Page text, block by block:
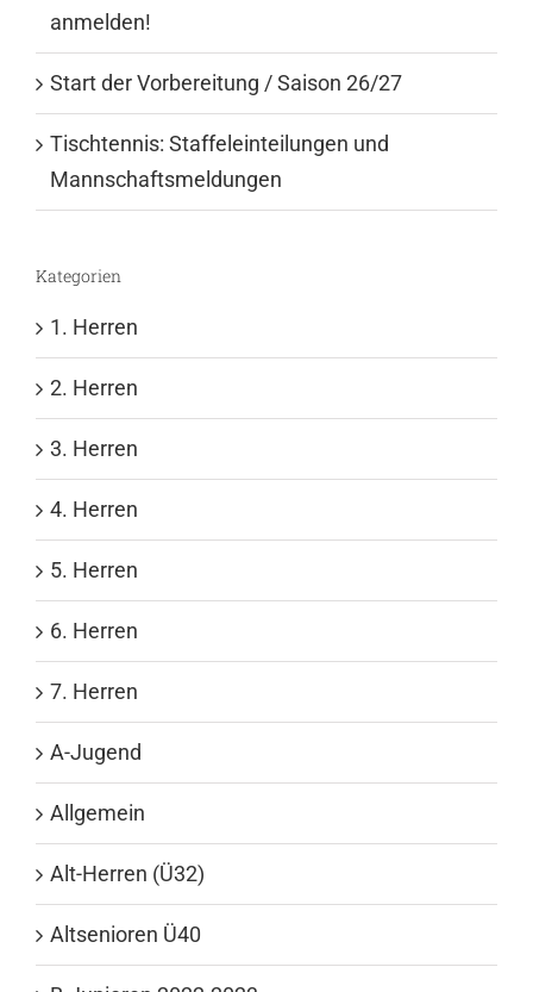
anmelden!
Start der Vorbereitung / Saison 26/27
Tischtennis: Staffeleinteilungen und
Mannschaftsmeldungen
Kategorien
1. Herren
2. Herren
3. Herren
4. Herren
5. Herren
6. Herren
7. Herren
A-Jugend
Allgemein
Alt-Herren (Ü32)
Altsenioren Ü40